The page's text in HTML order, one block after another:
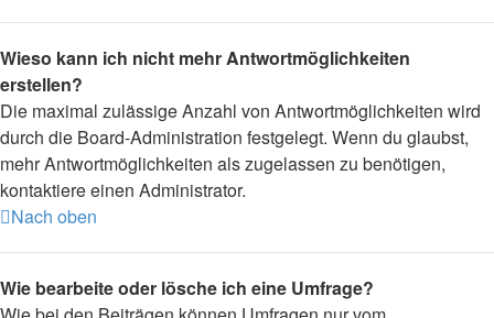
Wieso kann ich nicht mehr Antwortmöglichkeiten
erstellen?
Die maximal zulässige Anzahl von Antwortmöglichkeiten wird
durch die Board-Administration festgelegt. Wenn du glaubst,
mehr Antwortmöglichkeiten als zugelassen zu benötigen,
kontaktiere einen Administrator.
Nach oben
Wie bearbeite oder lösche ich eine Umfrage?